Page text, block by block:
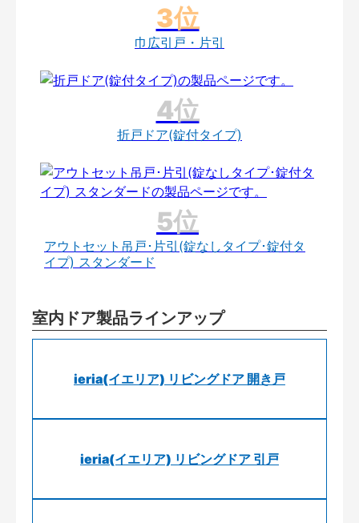
巾広引戸・片引
折戸ドア(錠付タイプ)
アウトセット吊戸･片引(錠なしタイプ･錠付タ
イプ) スタンダード
室内ドア製品ラインアップ
ieria(イエリア) リビングドア 開き戸
ieria(イエリア) リビングドア 引戸